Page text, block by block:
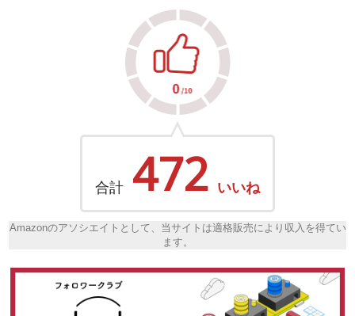
合計 472 いいね
Amazonのアソシエイトとして、当サイトは適格販売により収入を得てい
ます。